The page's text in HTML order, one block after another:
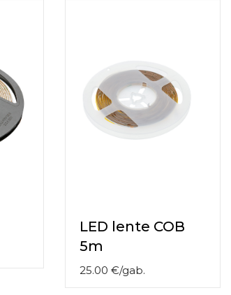
LED lente COB
5m
25.00 €/gab.